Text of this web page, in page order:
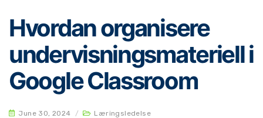
Hvordan organisere
undervisningsmateriell i
Google Classroom
June 30, 2024 / Læringsledelse